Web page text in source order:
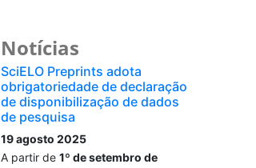
Notícias
SciELO Preprints adota
obrigatoriedade de declaração
de disponibilização de dados
de pesquisa
19 agosto 2025
A partir de 1º de setembro de